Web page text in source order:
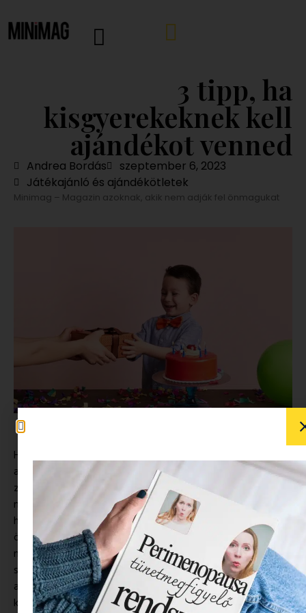
3 tipp, ha
kisgyerekeknek kell
ajándékot venned
Andrea Bordás
szeptember 6, 2023
Játékajánló és ajándékötletek
Minimag – Magazin azoknak, akik nem adják fel önmagukat
Ha viszonylag kicsi, 2-3 éves gyermek számára készülsz
ajándékkal, meglehetősen nehéz lehet a választás egy
zsúfolt játéküzlet közepén. Érdemes előre felkészülni, hogy
milyen korosztálynak szánjuk az ajándékot, és alkalmasint jó,
ha megkérdezzük a kisgyermek szüleit, hogy milyen játéknak
örülne a gyermekük. De emellé hoztunk pár tippet, hogy
milyen szempontokat érdemes figyelembe venni, ha örömet
szeretnél okozni mind a gyermeknek, akit meg akarsz
ajándékozni, mind a szüleinek. Hiszen – valljuk be – a
kisgyereknek való ajándékozás a szülő felé is egy gesztus.